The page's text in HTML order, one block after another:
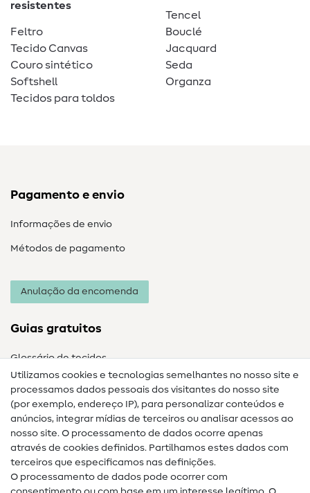
resistentes
Feltro
Tecido Canvas
Couro sintético
Softshell
Tecidos para toldos
Tencel
Bouclé
Jacquard
Seda
Organza
Pagamento e envio
Informações de envio
Métodos de pagamento
Anulação da encomenda
Guias gratuitos
Glossário de tecidos
Guias de costura
Ajuda e contacto
Contacto
Mudança de proprietário
Utilizamos cookies e tecnologias semelhantes no nosso site e
processamos dados pessoais dos visitantes do nosso site
(por exemplo, endereço IP), para personalizar conteúdos e
anúncios, integrar mídias de terceiros ou analisar acessos ao
nosso site. O processamento de dados ocorre apenas
através de cookies definidos. Partilhamos estes dados com
terceiros que especificamos nas definições.
O processamento de dados pode ocorrer com